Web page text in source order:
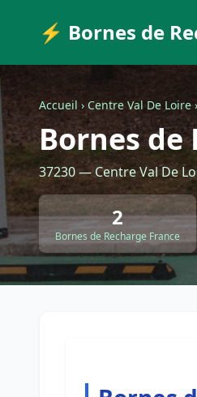
⚡ Bornes de
Accueil › Centre Val De Loire ›
Bornes de
37230 — Centre Val De
2
Bornes de Recharge France